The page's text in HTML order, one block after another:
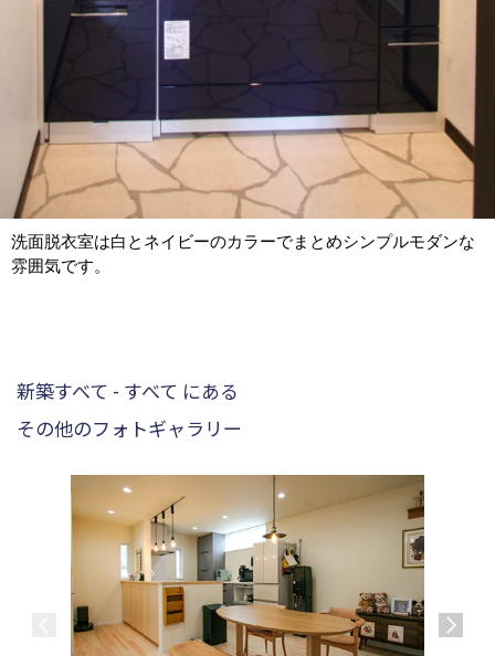
洗面脱衣室は白とネイビーのカラーでまとめシンプルモダンな
雰囲気です。
新築すべて - すべて にある
その他のフォトギャラリー